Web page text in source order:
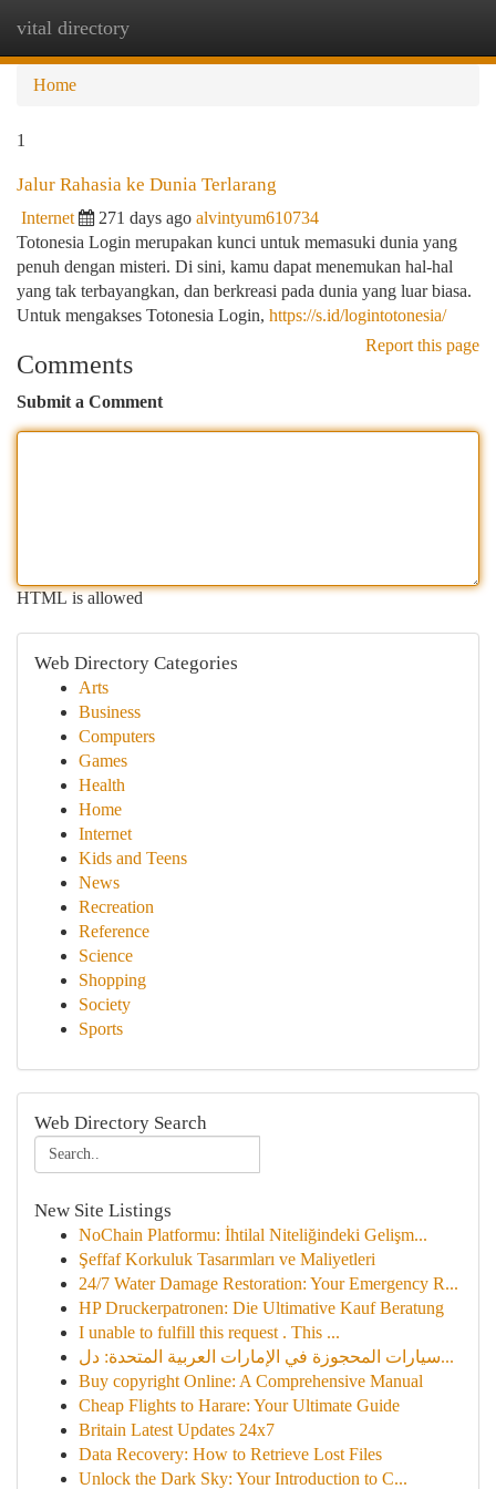
vital directory
Home
1
Jalur Rahasia ke Dunia Terlarang
Internet 271 days ago alvintyum610734
Totonesia Login merupakan kunci untuk memasuki dunia yang
penuh dengan misteri. Di sini, kamu dapat menemukan hal-hal
yang tak terbayangkan, dan berkreasi pada dunia yang luar biasa.
Untuk mengakses Totonesia Login, https://s.id/logintotonesia/
Report this page
Comments
Submit a Comment
HTML is allowed
Web Directory Categories
Arts
Business
Computers
Games
Health
Home
Internet
Kids and Teens
News
Recreation
Reference
Science
Shopping
Society
Sports
Web Directory Search
New Site Listings
NoChain Platformu: İhtilal Niteliğindeki Gelişm...
Şeffaf Korkuluk Tasarımları ve Maliyetleri
24/7 Water Damage Restoration: Your Emergency R...
HP Druckerpatronen: Die Ultimative Kauf Beratung
I unable to fulfill this request . This ...
سيارات المحجوزة في الإمارات العربية المتحدة: دل...
Buy copyright Online: A Comprehensive Manual
Cheap Flights to Harare: Your Ultimate Guide
Britain Latest Updates 24x7
Data Recovery: How to Retrieve Lost Files
Unlock the Dark Sky: Your Introduction to C...